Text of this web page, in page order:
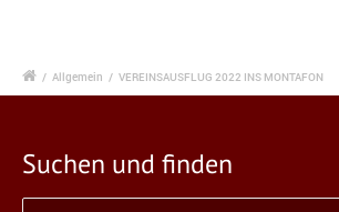
/ Allgemein / VEREINSAUSFLUG 2022 INS MONTAFON
Suchen und finden